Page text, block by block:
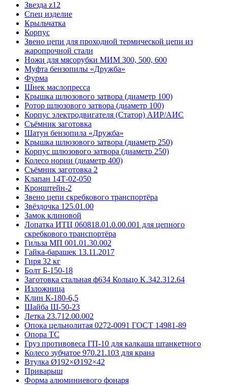
Звезда z12
Спец изделие
Крыльчатка
Корпус
Звено цепи для проходной термической цепи из
жаропрочной стали
Ножи для мясорубки МИМ 300, 500, 600
Муфта бензопилы «Дружба»
Фурма
Шнек маслопресса
Крышка шлюзового затвора (диаметр 100)
Ротор шлюзового затвора (диаметр 100)
Корпус электродвигателя (Статор) АИР/АИС
Съёмник заготовка
Шатун бензопила «Дружба»
Крышка шлюзового затвора (диаметр 250)
Корпус шлюзового затвора (диаметр 250)
Колесо нории (диаметр 400)
Съёмник заготовка 2
Клапан 14Т-02-050
Кронштейн-2
Звено цепи скребкового транспортёра
Звёздочка 125.01.00
Замок клиновой
Лопатка ИТЦ 060818.01.0.00.001 для цепного
скребкового транспортёра
Гильза МП 001.01.30.002
Гайка-барашек 13.11.2017
Гиря 32 кг
Болт Б-150-18
Заготовка стальная ф634 Кольцо K.342.312.64
Изложница
Клин К-180-6,5
Шайба Ш-50-23
Летка 23.712.00.002
Опока цельнолитая 0272-0091 ГОСТ 14981-89
Опора ТС
Груз противовеса ГП-10 для калкаша штанкетного
Колесо зубчатое 970.21.103 для крана
Втулка Ø192×Ø192×42
Приварыш
Форма алюминиевого фонаря